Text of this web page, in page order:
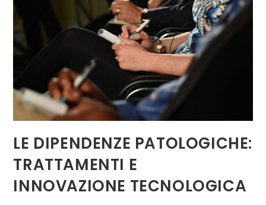
LE DIPENDENZE PATOLOGICHE:
TRATTAMENTI E
INNOVAZIONE TECNOLOGICA